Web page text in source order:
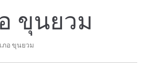
ขุนยวม
ภอ ขุนยวม